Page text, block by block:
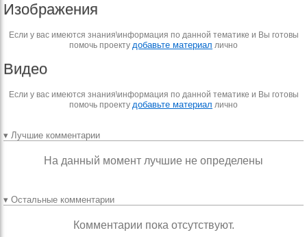
Изображения
Если у вас имеются знания\информация по данной тематике и Вы готовы
помочь проекту добавьте материал лично
Видео
Если у вас имеются знания\информация по данной тематике и Вы готовы
помочь проекту добавьте материал лично
▾ Лучшие комментарии
На данный момент лучшие не определены
▾ Остальные комментарии
Комментарии пока отсутствуют.